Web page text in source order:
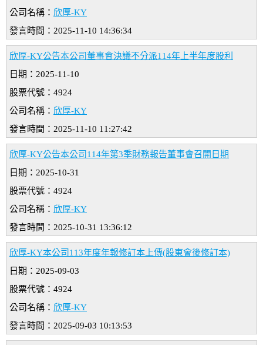
公司名稱： 欣厚-KY
發言時間：2025-11-10 14:36:34
欣厚-KY公告本公司董事會決議不分派114年上半年度股利
日期：2025-11-10
股票代號：4924
公司名稱： 欣厚-KY
發言時間：2025-11-10 11:27:42
欣厚-KY公告本公司114年第3季財務報告董事會召開日期
日期：2025-10-31
股票代號：4924
公司名稱： 欣厚-KY
發言時間：2025-10-31 13:36:12
欣厚-KY本公司113年度年報修訂本上傳(股東會後修訂本)
日期：2025-09-03
股票代號：4924
公司名稱： 欣厚-KY
發言時間：2025-09-03 10:13:53